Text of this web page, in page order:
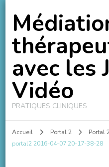
avec les
Vidéo
PRATIQUES CLINIQUES
Accueil Portal 2
Portal
portal2 2016-04-07 20-17-38-28